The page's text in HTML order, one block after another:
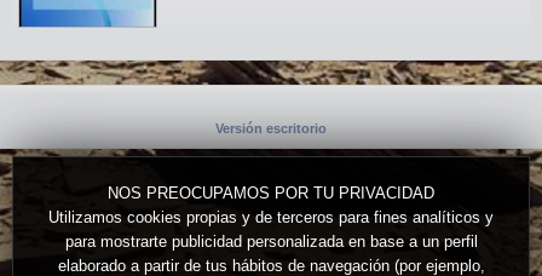
NOS PREOCUPAMOS POR TU PRIVACIDAD
Utilizamos cookies propias y de terceros para fines analíticos y
para mostrarte publicidad personalizada en base a un perfil
elaborado a partir de tus hábitos de navegación (por ejemplo,
Versión escritorio